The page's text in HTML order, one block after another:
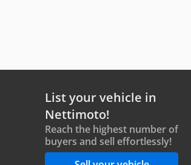
List your vehicle in
Nettimoto!
Reach the highest number of
buyers and sell effortlessly!